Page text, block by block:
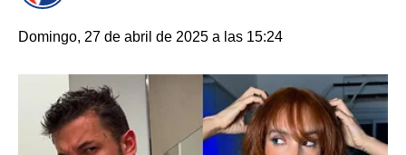
Domingo, 27 de abril de 2025 a las 15:24